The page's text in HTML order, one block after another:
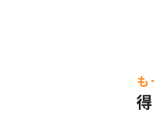
も